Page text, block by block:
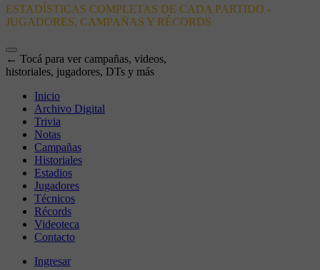
ESTADÍSTICAS COMPLETAS DE CADA PARTIDO -
JUGADORES, CAMPAÑAS Y RÉCORDS
← Tocá para ver campañas, videos,
historiales, jugadores, DTs y más
Inicio
Archivo Digital
Trivia
Notas
Campañas
Historiales
Estadios
Jugadores
Técnicos
Récords
Videoteca
Contacto
Ingresar